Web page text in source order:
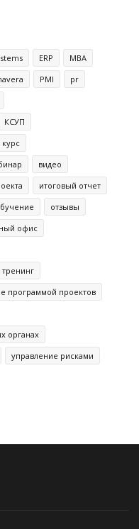
ERP
MBA
PMI
pr
КСУП
видео
итоговый отчет
отзывы
офис
тренинг
программой проектов
органах
управление рисками